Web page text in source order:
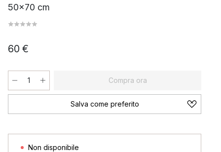
50x70 cm
60 €
Compra ora
Salva come preferito
Non disponibile